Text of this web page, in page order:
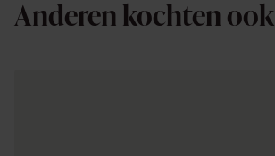
Anderen kochten ook